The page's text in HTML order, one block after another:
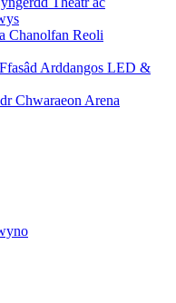
Chanolfan Reoli
Arddangos LED &
Chwaraeon Arena